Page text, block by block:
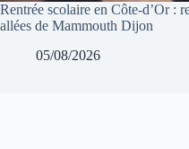
Rentrée scolaire en Côte-d’Or :
allées de Mammouth Dijon
05/08/2026